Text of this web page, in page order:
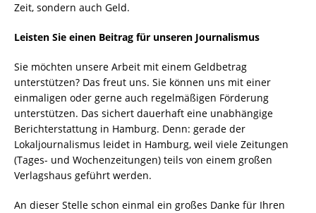
Zeit, sondern auch Geld.
Leisten Sie einen Beitrag für unseren Journalismus
Sie möchten unsere Arbeit mit einem Geldbetrag
unterstützen? Das freut uns. Sie können uns mit einer
einmaligen oder gerne auch regelmäßigen Förderung
unterstützen. Das sichert dauerhaft eine unabhängige
Berichterstattung in Hamburg. Denn: gerade der
Lokaljournalismus leidet in Hamburg, weil viele Zeitungen
(Tages- und Wochenzeitungen) teils von einem großen
Verlagshaus geführt werden.
An dieser Stelle schon einmal ein großes Danke für Ihren